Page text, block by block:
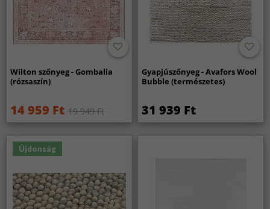
Wilton szőnyeg - Gombalia
(rózsaszín)
14 959 Ft 19 949 Ft
Gyapjúszőnyeg - Avafors Wool
Bubble (természetes)
31 939 Ft
Újdonság